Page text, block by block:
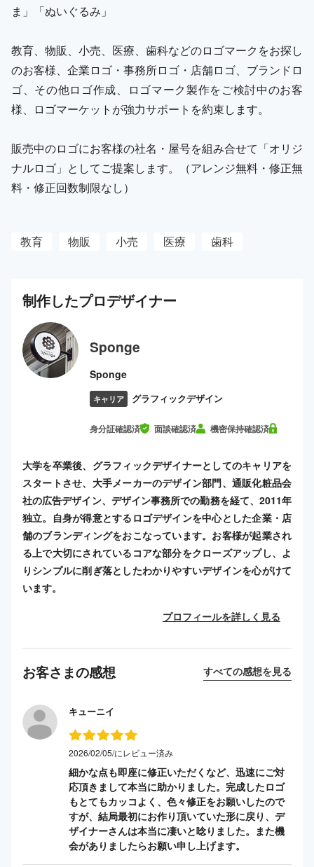
ま」「ぬいぐるみ」
教育、物販、小売、医療、歯科などのロゴマークをお探し
のお客様、企業ロゴ・事務所ロゴ・店舗ロゴ、ブランドロ
ゴ、その他ロゴ作成、ロゴマーク製作をご検討中のお客
様、ロゴマーケットが強力サポートを約束します。
販売中のロゴにお客様の社名・屋号を組み合せて「オリジ
ナルロゴ」としてご提案します。（アレンジ無料・修正無
料・修正回数制限なし）
教育 物販 小売 医療 歯科
制作したプロデザイナー
Sponge
Sponge
キャリア グラフィックデザイン
身分証確認済 面談確認済 機密保持確認済
大学を卒業後、グラフィックデザイナーとしてのキャリアを
スタートさせ、大手メーカーのデザイン部門、通販化粧品会
社の広告デザイン、デザイン事務所での勤務を経て、2011年
独立。自身が得意とするロゴデザインを中心とした企業・店
舗のブランディングをおこなっています。お客様が起業され
る上で大切にされているコアな部分をクローズアップし、よ
りシンプルに削ぎ落としたわかりやすいデザインを心がけて
います。
プロフィールを詳しく見る
お客さまの感想 すべての感想を見る
キューニイ
2026/02/05/にレビュー済み
細かな点も即座に修正いただくなど、迅速にご対
応頂きまして本当に助かりました。完成したロゴ
もとてもカッコよく、色々修正をお願いしたので
すが、結局最初にお作り頂いていた形に戻り、デ
ザイナーさんは本当に凄いと唸りました。また機
会がありましたらお願い申し上げます。